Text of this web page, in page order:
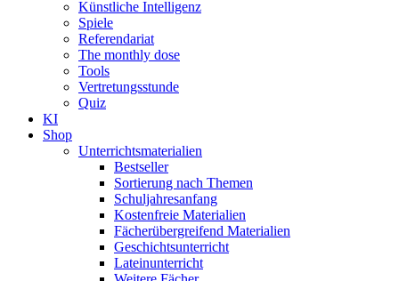
Künstliche Intelligenz
Spiele
Referendariat
The monthly dose
Tools
Vertretungsstunde
Quiz
KI
Shop
Unterrichtsmaterialien
Bestseller
Sortierung nach Themen
Schuljahresanfang
Kostenfreie Materialien
Fächerübergreifend Materialien
Geschichtsunterricht
Lateinunterricht